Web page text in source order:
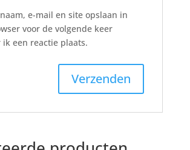
e-mail en site opslaan in
voor de volgende keer
ik een reactie plaats.